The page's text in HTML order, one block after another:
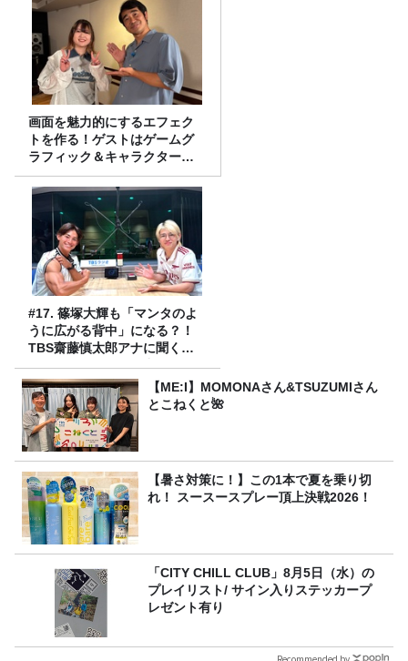
画面を魅力的にするエフェク
トを作る！ゲストはゲームグ
ラフィック＆キャラクター専
攻の遠藤里桜さん！
#17. 篠塚大輝も「マンタのよ
うに広がる背中」になる？！
TBS齋藤慎太郎アナに聞くメ
ンズフィジークの魅力！！
【ME:I】MOMONAさん&TSUZUMIさん
とこねくと🌺
【暑さ対策に！】この1本で夏を乗り切
れ！ スースースプレー頂上決戦2026！
「CITY CHILL CLUB」8月5日（水）の
プレイリスト/ サイン入りステッカープ
レゼント有り